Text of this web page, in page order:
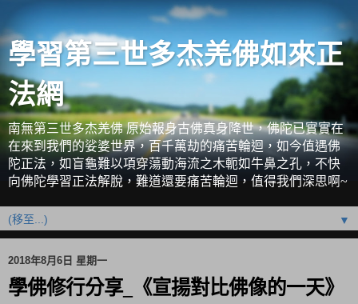
學習第三世多杰羌佛如來正
法網
南無第三世多杰羌佛 原始報身古佛真身降世，佛陀已實實在
在來到我們的娑婆世界，百千萬劫的痛苦輪迴，如今值遇佛
陀正法，如盲龜難以項穿蕩動海流之木軛如牛鼻之孔，不快
向佛陀學習正法解脫，難道還要痛苦輪迴，值得我們深思啊~
▼
2018年8月6日 星期一
學佛修行分享_《宣揚對比佛像的一天》